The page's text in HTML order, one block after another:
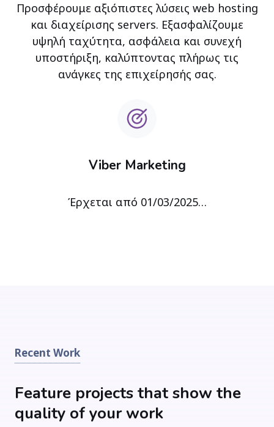
Προσφέρουμε αξιόπιστες λύσεις web hosting
και διαχείρισης servers. Εξασφαλίζουμε
υψηλή ταχύτητα, ασφάλεια και συνεχή
υποστήριξη, καλύπτοντας πλήρως τις
ανάγκες της επιχείρησής σας.
Viber Marketing
Έρχεται από 01/03/2025…
Recent Work
Feature projects that show the
quality of your work